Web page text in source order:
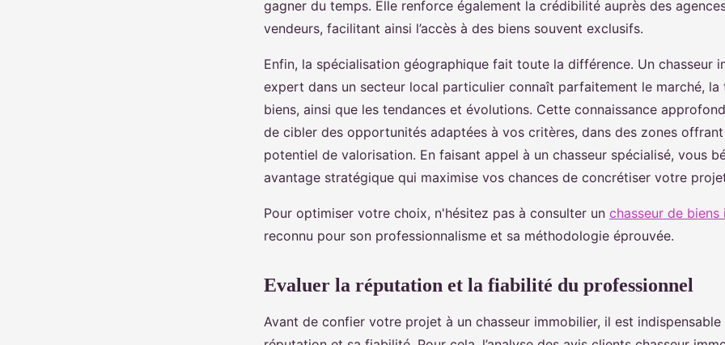
gagner du temps. Elle renforce également la crédibilité auprès des
vendeurs, facilitant ainsi l’accès à des biens souvent exclusifs.
Enfin, la spécialisation géographique fait toute la différence. Un chasseur
expert dans un secteur local particulier connaît parfaitement le marché,
biens, ainsi que les tendances et évolutions. Cette connaissance
de cibler des opportunités adaptées à vos critères, dans des zones
potentiel de valorisation. En faisant appel à un chasseur spécialisé, vous
avantage stratégique qui maximise vos chances de concrétiser votre
Pour optimiser votre choix, n'hésitez pas à consulter un chasseur de biens
reconnu pour son professionnalisme et sa méthodologie éprouvée.
Evaluer la réputation et la fiabilité du professionnel
Avant de confier votre projet à un chasseur immobilier, il est indispensable